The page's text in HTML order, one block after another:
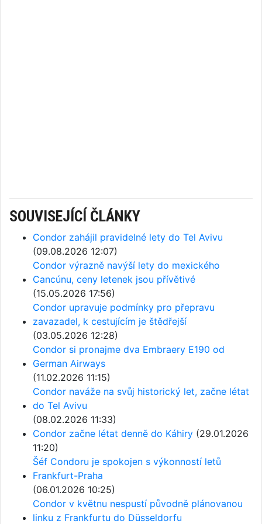
SOUVISEJÍCÍ ČLÁNKY
Condor zahájil pravidelné lety do Tel Avivu
(09.08.2026 12:07)
Condor výrazně navýší lety do mexického
Cancúnu, ceny letenek jsou přívětivé
(15.05.2026 17:56)
Condor upravuje podmínky pro přepravu
zavazadel, k cestujícím je štědřejší
(03.05.2026 12:28)
Condor si pronajme dva Embraery E190 od
German Airways
(11.02.2026 11:15)
Condor naváže na svůj historický let, začne létat
do Tel Avivu
(08.02.2026 11:33)
Condor začne létat denně do Káhiry (29.01.2026
11:20)
Šéf Condoru je spokojen s výkonností letů
Frankfurt-Praha
(06.01.2026 10:25)
Condor v květnu nespustí původně plánovanou
linku z Frankfurtu do Düsseldorfu